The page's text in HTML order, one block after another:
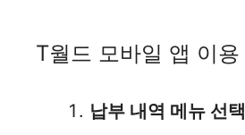
T월드 모바일 앱 이용
납부 내역 메뉴 선택